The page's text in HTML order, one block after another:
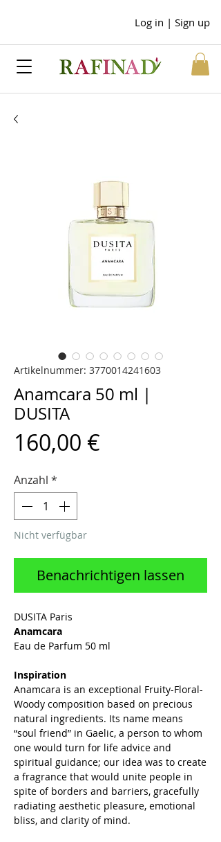
Log in | Sign up
Artikelnummer: 3770014241603
Anamcara 50 ml |
DUSITA
160,00 €
Anzahl *
Nicht verfügbar
Benachrichtigen lassen
DUSITA Paris
Anamcara
Eau de Parfum 50 ml
Inspiration
Anamcara is an exceptional Fruity-Floral-
Woody composition based on precious
natural ingredients. Its name means
“soul friend” in Gaelic, a person to whom
one would turn for life advice and
spiritual guidance; our idea was to create
a fragrance that would unite people in
spite of borders and barriers, gracefully
radiating aesthetic pleasure, emotional
bliss, and clarity of mind.